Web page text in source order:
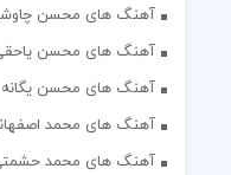
آهنگ های محسن
آهنگ های محسن
آهنگ های محسن یگانه
آهنگ های محمد
آهنگ های محمد